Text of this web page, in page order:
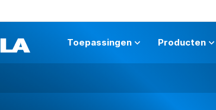
Toepassingen Producten